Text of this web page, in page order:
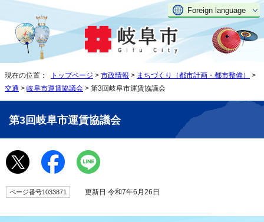
Foreign language
現在の位置： トップページ > 市政情報 > まちづくり（都市計画・都市整備）
>
交通 > 岐阜市運賃協議会 > 第3回岐阜市運賃協議会
第3回岐阜市運賃協議会
ページ番号1033871 更新日 令和7年6月26日